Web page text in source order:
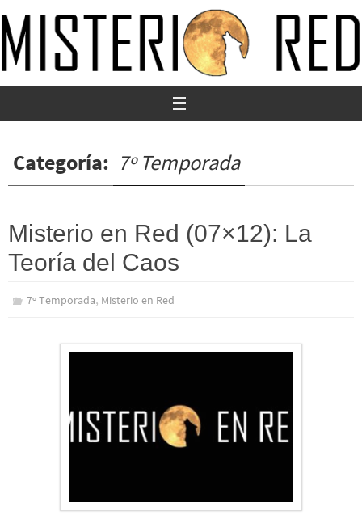
al
contenido
Categoría: 7º Temporada
Misterio en Red (07×12): La
Teoría del Caos
7º Temporada, Misterio en Red